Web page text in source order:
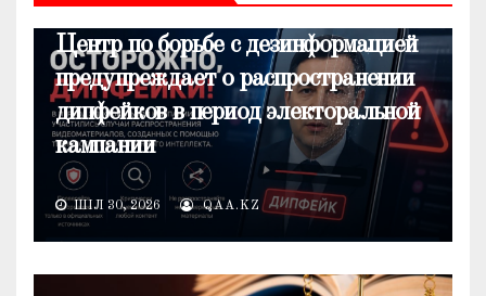
Центр по борьбе с дезинформацией
предупреждает о распространении
дипфейков в период электоральной
кампании
ШІЛ 30, 2026 QAA.KZ